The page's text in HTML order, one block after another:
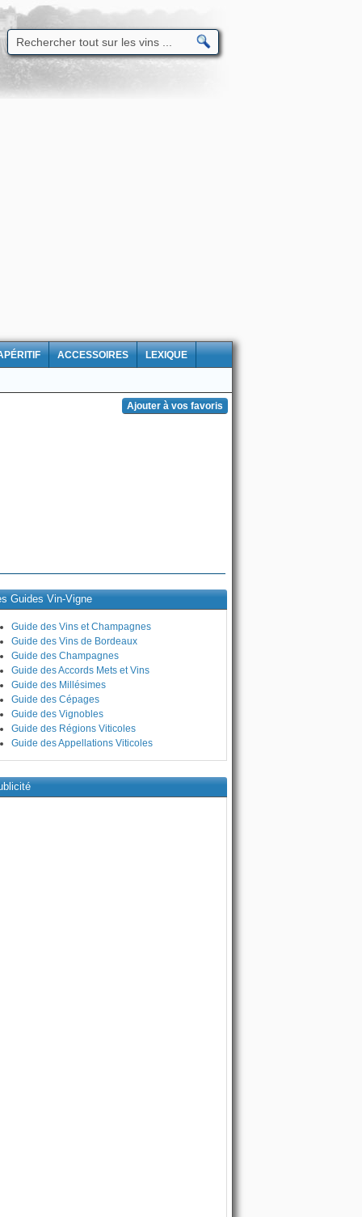
ACCESSOIRES LEXIQUE
Guides Vin-Vigne
Guide des Vins et Champagnes
Guide des Vins de Bordeaux
Guide des Champagnes
Guide des Accords Mets et Vins
Guide des Millésimes
Guide des Cépages
Guide des Vignobles
Guide des Régions Viticoles
Guide des Appellations Viticoles